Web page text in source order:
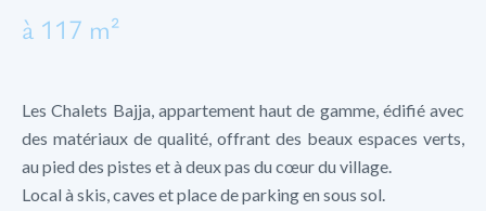
à 117 m²
Les Chalets Bajja, appartement haut de gamme, édifié avec
des matériaux de qualité, offrant des beaux espaces verts,
au pied des pistes et à deux pas du cœur du village.
Local à skis, caves et place de parking en sous sol.